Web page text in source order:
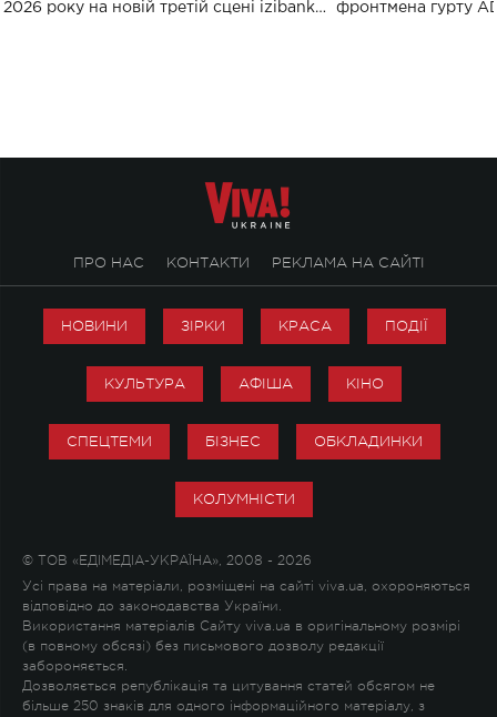
2026 року на новій третій сцені izibank
фронтмена гурту
ПРО НАС КОНТАКТИ РЕКЛАМА НА САЙТІ
НОВИНИ ЗІРКИ КРАСА ПОДІЇ
КУЛЬТУРА АФІША КІНО
СПЕЦТЕМИ БІЗНЕС ОБКЛАДИНКИ
КОЛУМНІСТИ
© ТОВ «ЕДІМЕДІА-УКРАЇНА», 2008 - 2026
Усі права на матеріали, розміщені на сайті viva.ua, охороняються
відповідно до законодавства України.
Використання матеріалів Сайту viva.ua в оригінальному розмірі
(в повному обсязі) без письмового дозволу редакції
забороняється.
Дозволяється републікація та цитування статей обсягом не
більше 250 знаків для одного інформаційного матеріалу, з